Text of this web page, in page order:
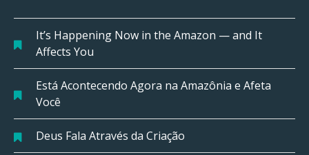
It’s Happening Now in the Amazon — and It
Affects You
Está Acontecendo Agora na Amazônia e Afeta
Você
Deus Fala Através da Criação